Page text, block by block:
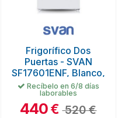
Frigorífico Dos
Puertas - SVAN
SF17601ENF, Blanco,
172x60 cm,
Eficiencia E
Recíbelo en 6/8 días
laborables
440€ 520 €